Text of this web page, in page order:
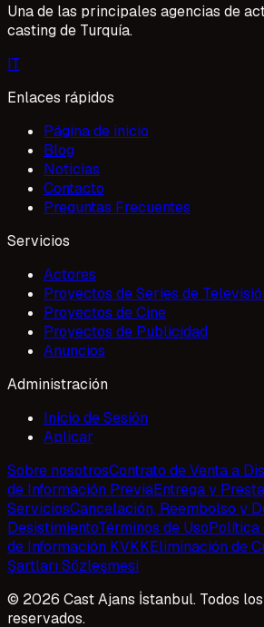
Una de las principales agencias de
casting de Turquía.
IT
Enlaces rápidos
Página de inicio
Blog
Noticias
Contacto
Preguntas Frecuentes
Servicios
Actores
Proyectos de Series de
Proyectos de Cine
Proyectos de Publicidad
Anuncios
Administración
Inicio de Sesión
Aplicar
Sobre nosotrosContrato de Venta a
de Información PreviaEntrega y
ServiciosCancelación, Reembolso y
DesistimientoTérminos de UsoPolítica
de Información KVKKEliminación de
Şartları Sözleşmesi
© 2026 Cast Ajans İstanbul. Todos
reservados.